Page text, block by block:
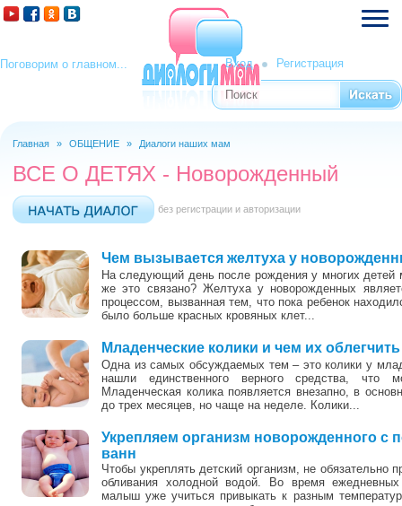
Поговорим о главном... Вход Регистрация
Форма поиска
Поиск
Главная » ОБЩЕНИЕ » Диалоги наших мам
ВСЕ О ДЕТЯХ - Новорожденный
без регистрации и авторизации
Чем вызывается желтуха у
На следующий день после рождения у многих детей
же это связано? Желтуха у новорожденных
процессом, вызванная тем, что пока ребенок
было больше красных кровяных клет...
Младенческие колики и чем их облегчить
Одна из самых обсуждаемых тем – это колики у
нашли единственного верного средства, что
Младенческая колика появляется внезапно, в
до трех месяцев, но чаще на неделе. Колики...
Укрепляем организм новорожденного
ванн
Чтобы укреплять детский организм, не обязательно
обливания холодной водой. Во время ежедневных
малыш уже учиться привыкать к разным